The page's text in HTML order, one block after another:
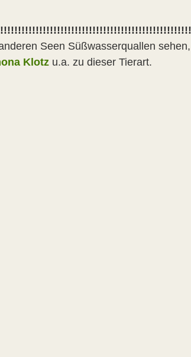
Seen Süßwasserquallen
Klotz u.a. zu dieser Tierart.